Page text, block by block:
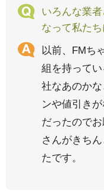
いろんな業
なって私た
以前、FMち
組を持って
社なあのか
ンや値引き
だったので
さんがきち
たです。